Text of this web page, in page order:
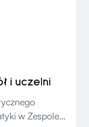
i uczelni
w Zespole